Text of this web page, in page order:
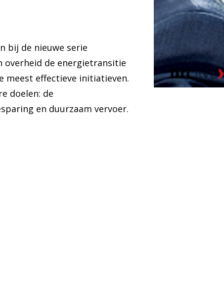
bij de nieuwe serie
overheid de energietransitie
meest effectieve initiatieven.
doelen: de
en duurzaam vervoer.